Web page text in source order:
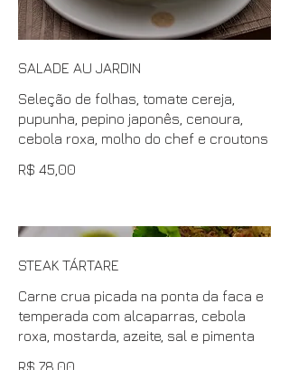
SALADE AU JARDIN
Seleção de folhas, tomate cereja,
pupunha, pepino japonês, cenoura,
cebola roxa, molho do chef e croutons
R$ 45,00
STEAK TÁRTARE
Carne crua picada na ponta da faca e
temperada com alcaparras, cebola
roxa, mostarda, azeite, sal e pimenta
R$ 78,00